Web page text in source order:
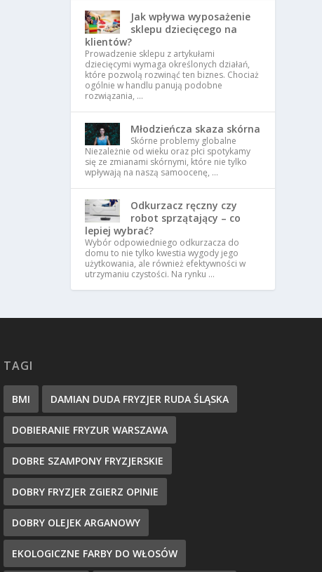
Jak wpływa wyposażenie
sklepu dziecięcego na
klientów?
Prowadzenie sklepu z artykułami
dziecięcymi wymaga określonych działań,
które pozwolą rozwinąć ten biznes. Chociaż
ogólnie w handlu panują podobne
rozwiązania, …
Młodzieńcza skaza skórna
Skórne problemy globalne
Niezależnie od wieku oraz płci spotykamy
się ze zmianami skórnymi, które nie tylko
wpływają na naszą samoocenę, …
Odkurzacz ręczny czy
robot sprzątający – co
lepiej wybrać?
Wybór odpowiedniego odkurzacza do
domu to nie tylko kwestia wygody jego
użytkowania, ale również efektywności w
utrzymaniu czystości. Na rynku …
TAGI
BMI DAMIAN DUDA FRYZJER RUDA ŚLĄSKA
DOBIERANIE FRYZUR WARSZAWA
DOBRE SZAMPONY FRYZJERSKIE
DOBRY FRYZJER ZGIERZ OPINIE
DOBRY OLEJEK ARGANOWY
EKOLOGICZNE FARBY DO WŁOSÓW